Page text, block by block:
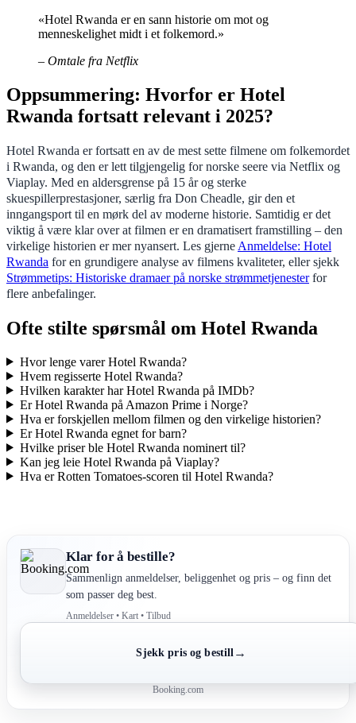
«Hotel Rwanda er en sann historie om mot og
menneskelighet midt i et folkemord.»
– Omtale fra Netflix
Oppsummering: Hvorfor er Hotel
Rwanda fortsatt relevant i 2025?
Hotel Rwanda er fortsatt en av de mest sette filmene om folkemordet
i Rwanda, og den er lett tilgjengelig for norske seere via Netflix og
Viaplay. Med en aldersgrense på 15 år og sterke
skuespillerprestasjoner, særlig fra Don Cheadle, gir den et
inngangsport til en mørk del av moderne historie. Samtidig er det
viktig å være klar over at filmen er en dramatisert framstilling – den
virkelige historien er mer nyansert. Les gjerne Anmeldelse: Hotel
Rwanda for en grundigere analyse av filmens kvaliteter, eller sjekk
Strømmetips: Historiske dramaer på norske strømmetjenesterfor
flere anbefalinger.
Ofte stilte spørsmål om Hotel Rwanda
Hvor lenge varer Hotel Rwanda?
Hvem regisserte Hotel Rwanda?
Hvilken karakter har Hotel Rwanda på IMDb?
Er Hotel Rwanda på Amazon Prime i Norge?
Hva er forskjellen mellom filmen og den virkelige historien?
Er Hotel Rwanda egnet for barn?
Hvilke priser ble Hotel Rwanda nominert til?
Kan jeg leie Hotel Rwanda på Viaplay?
Hva er Rotten Tomatoes-scoren til Hotel Rwanda?
Klar for å bestille?
Sammenlign anmeldelser, beliggenhet og pris – og finn det
som passer deg best.
Anmeldelser • Kart • Tilbud
Sjekk pris og bestill →
Booking.com